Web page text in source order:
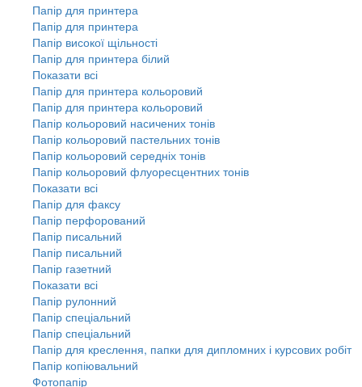
Папір для принтера
Папір для принтера
Папір високої щільності
Папір для принтера білий
Показати всі
Папір для принтера кольоровий
Папір для принтера кольоровий
Папір кольоровий насичених тонів
Папір кольоровий пастельних тонів
Папір кольоровий середніх тонів
Папір кольоровий флуоресцентних тонів
Показати всі
Папір для факсу
Папір перфорований
Папір писальний
Папір писальний
Папір газетний
Показати всі
Папір рулонний
Папір спеціальний
Папір спеціальний
Папір для креслення, папки для дипломних і курсових робіт
Папір копіювальний
Фотопапір